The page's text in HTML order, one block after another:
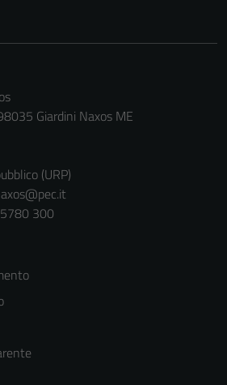
Giardini Naxos ME
(URP)
300